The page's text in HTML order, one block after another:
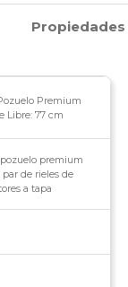
Propiedades
Premium
Libre: 77 cm
premium
de rieles de
a tapa